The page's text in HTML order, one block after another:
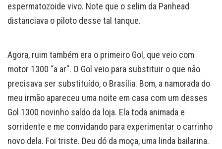
espermatozoide vivo. Note que o selim da Panhead
distanciava o piloto desse tal tanque.
Agora, ruim também era o primeiro Gol, que veio com
motor 1300 “a ar”. O Gol veio para substituir o que não
precisava ser substituído, o Brasília. Bom, a namorada do
meu irmão apareceu uma noite em casa com um desses
Gol 1300 novinho saído da loja. Ela toda animada e
sorridente e me convidando para experimentar o carrinho
novo dela. Foi triste. Deu dó da moça, uma linda bailarina.